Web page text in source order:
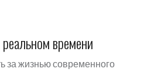
времени
за жизнью современного